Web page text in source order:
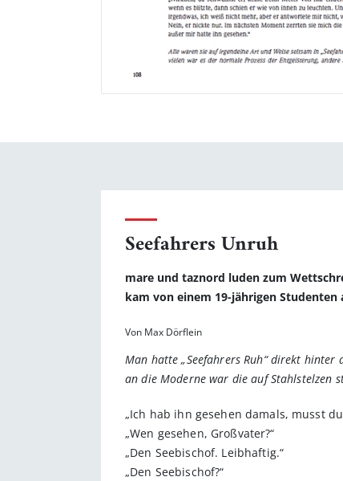
Seefahrers Unruh
mare und taznord luden zum
kam von einem 19-jährigen
Von Max Dörflein
Man hatte „Seefahrers Ruh“ direkt hinter
an die Moderne war die auf Stahlstelzen
„Ich hab ihn gesehen damals, musst
„Wen gesehen, Großvater?“
„Den Seebischof. Leibhaftig.“
„Den Seebischof?“